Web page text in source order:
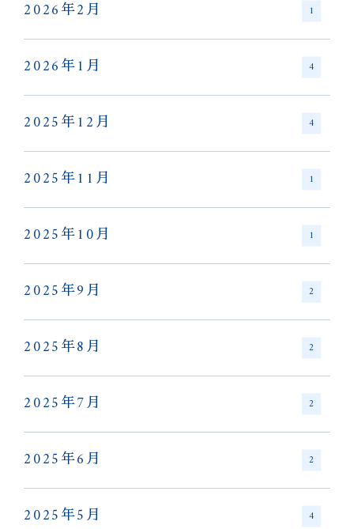
2026年2月 1
2026年1月 4
2025年12月 4
2025年11月 1
2025年10月 1
2025年9月 2
2025年8月 2
2025年7月 2
2025年6月 2
2025年5月 4